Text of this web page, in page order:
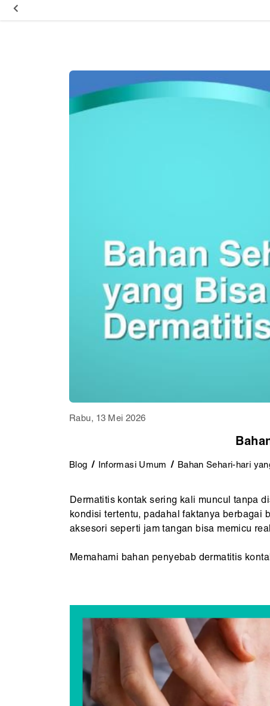
Rabu, 13 Mei 2026
Blog Informasi Umum Bahan Sehari-hari
Dermatitis kontak sering kali muncul tanpa
kondisi tertentu, padahal faktanya berbagai
aksesori seperti jam tangan bisa memicu
Memahami bahan penyebab dermatitis